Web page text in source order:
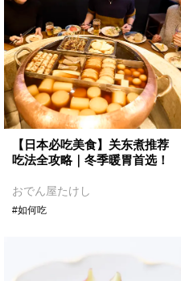
【日本必吃美食】关东煮推荐
吃法全攻略｜冬季暖胃首选！
おでん屋たけし
#如何吃